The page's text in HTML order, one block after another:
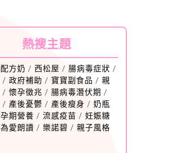
熱搜主題
配方奶 / 西松屋 / 腸病毒症狀 /
/ 政府補助 / 寶寶副食品 / 親
/ 懷孕徵兆 / 腸病毒潛伏期 /
/ 產後憂鬱 / 產後瘦身 / 奶瓶
孕期營養 / 流感疫苗 / 妊娠糖
為愛朗讀 / 樂諾碧 / 親子風格